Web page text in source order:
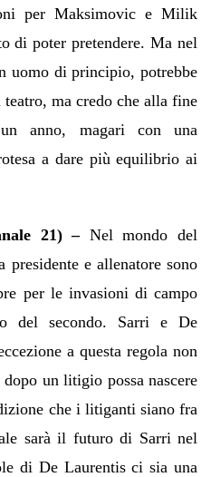
per Maksimovic e Milik
di poter pretendere. Ma nel
uomo di principio, potrebbe
ma credo che alla fine
anno, magari con una
a dare più equilibrio ai
21) – Nel mondo del
e allenatore sono
per le invasioni di campo
del secondo. Sarri e De
a questa regola non
un litigio possa nascere
che i litiganti siano fra
sarà il futuro di Sarri nel
di De Laurentis ci sia una